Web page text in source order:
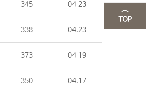
345 04.23
338 04.23
373 04.19
350 04.17